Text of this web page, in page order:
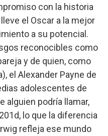
con la historia
el Oscar a la mejor
a su potencial.
reconocibles como
y de quien, como
el Alexander Payne de
adolescentes de
alguien podría llamar,
lo que la diferencia
refleja ese mundo